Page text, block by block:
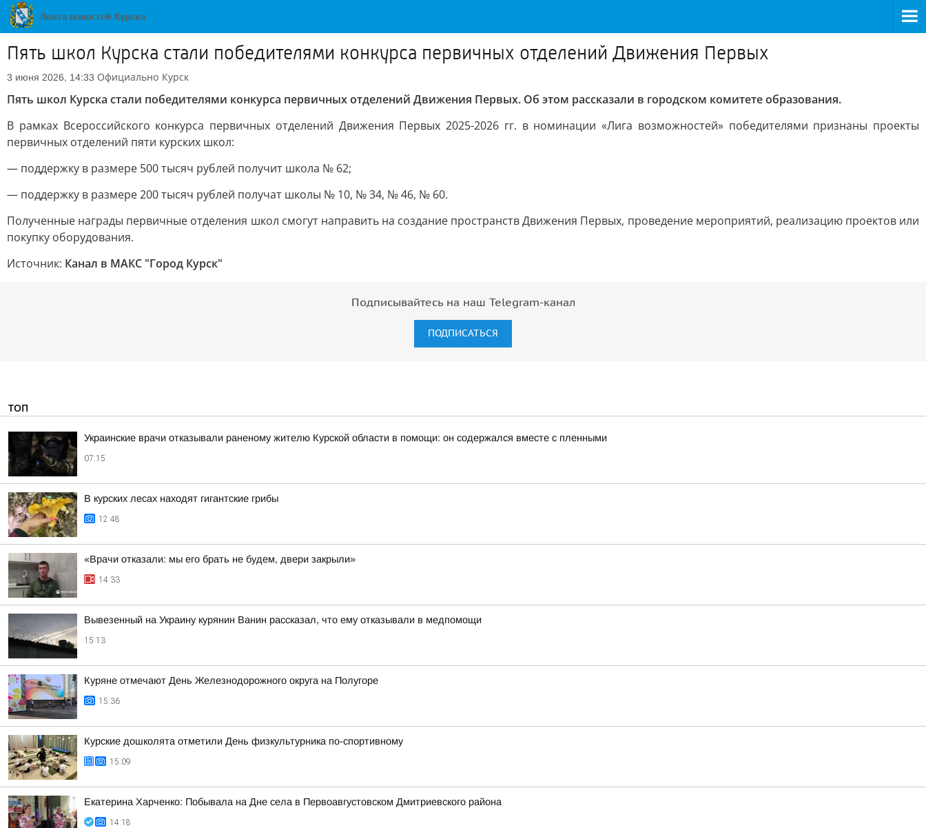
Пять школ Курска стали победителями конкурса первичных отделений Движения Первых
3 июня 2026, 14:33 Официально Курск
Пять школ Курска стали победителями конкурса первичных отделений Движения Первых. Об этом рассказали в городском комитете образования.
В рамках Всероссийского конкурса первичных отделений Движения Первых 2025-2026 гг. в номинации «Лига возможностей» победителями признаны проекты
первичных отделений пяти курских школ:
— поддержку в размере 500 тысяч рублей получит школа № 62;
— поддержку в размере 200 тысяч рублей получат школы № 10, № 34, № 46, № 60.
Полученные награды первичные отделения школ смогут направить на создание пространств Движения Первых, проведение мероприятий, реализацию проектов или
покупку оборудования.
Источник: Канал в МАКС "Город Курск"
Подписывайтесь на наш Telegram-канал
ПОДПИСАТЬСЯ
ТОП
Украинские врачи отказывали раненому жителю Курской области в помощи: он содержался вместе с пленными
07:15
В курских лесах находят гигантские грибы
12:48
«Врачи отказали: мы его брать не будем, двери закрыли»
14:33
Вывезенный на Украину курянин Ванин рассказал, что ему отказывали в медпомощи
15:13
Куряне отмечают День Железнодорожного округа на Полугоре
15:36
Курские дошколята отметили День физкультурника по-спортивному
15:09
Екатерина Харченко: Побывала на Дне села в Первоавгустовском Дмитриевского района
14:18